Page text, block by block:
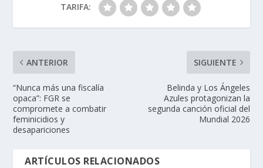
TARIFA:
ANTERIOR
“Nunca más una fiscalía
opaca”: FGR se
compromete a combatir
feminicidios y
desapariciones
SIGUIENTE
Belinda y Los Ángeles
Azules protagonizan la
segunda canción oficial del
Mundial 2026
ARTÍCULOS RELACIONADOS